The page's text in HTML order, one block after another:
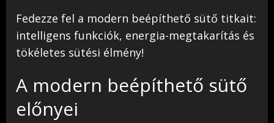
Fedezze fel a modern beépíthető sütő titkait:
intelligens funkciók, energia-megtakarítás és
tökéletes sütési élmény!
A modern beépíthető sütő
előnyei